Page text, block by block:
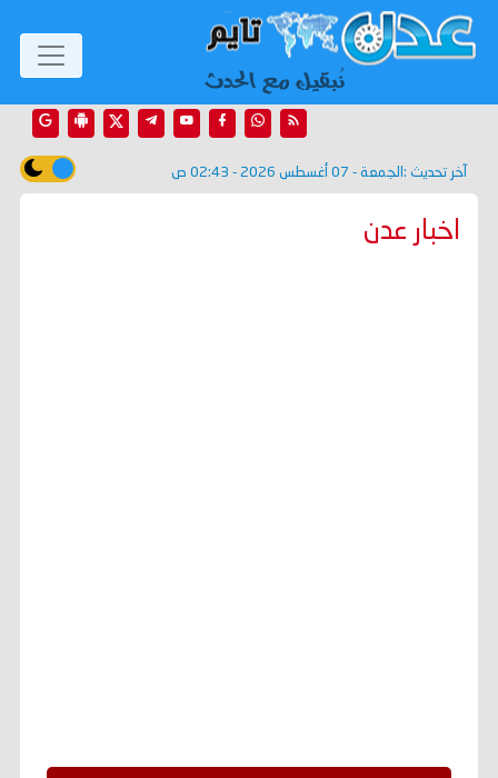
آخر تحديث : الجمعة - 07 أغسطس 2026 - 02:43 ص
اخبار عدن